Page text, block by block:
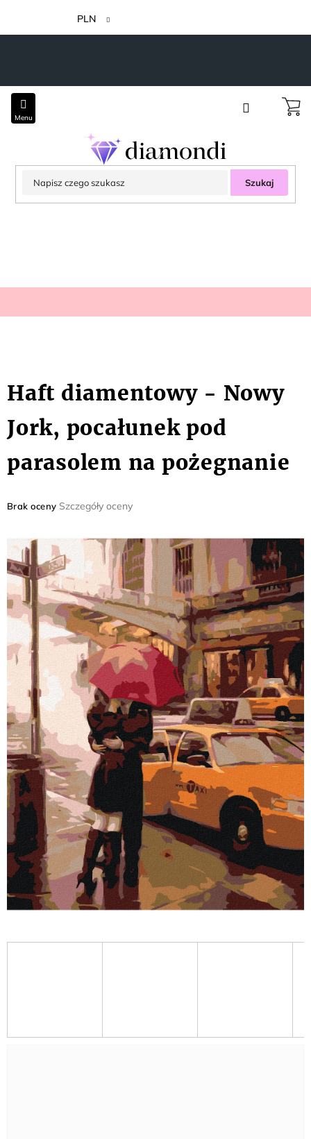
treści
PLN
Szukaj
Haft diamentowy - Nowy
Jork, pocałunek pod
parasolem na pożegnanie
Średnia
wynosi
0,0
na
5
gwiazdek.
Brak oceny Szczegóły oceny